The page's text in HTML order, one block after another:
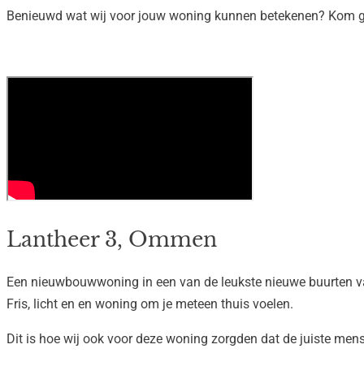
Benieuwd wat wij voor jouw woning kunnen betekenen? Kom
Lantheer 3, Ommen
Een nieuwbouwwoning in een van de leukste nieuwe buurten
Fris, licht en en woning om je meteen thuis voelen.
Dit is hoe wij ook voor deze woning zorgden dat de juiste